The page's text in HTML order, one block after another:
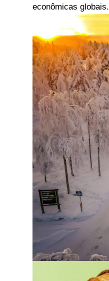
econômicas globais.